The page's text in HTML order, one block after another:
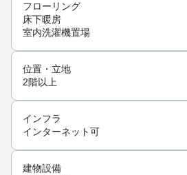
フローリング
床下暖房
室内洗濯機置場
位置・立地
2階以上
インフラ
インターネット可
建物設備